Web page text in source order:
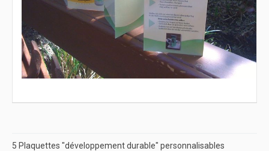
5 Plaquettes "développement durable" personnalisables